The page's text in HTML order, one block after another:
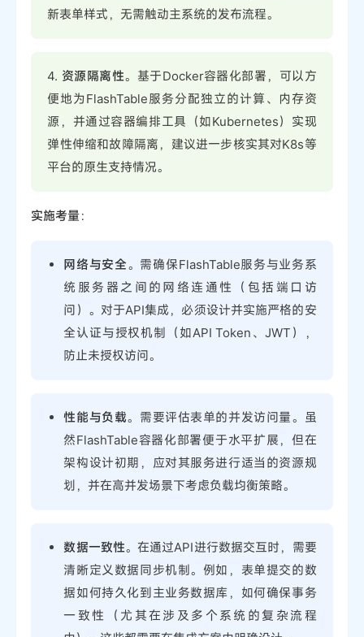
新表单样式，无需触动主系统的发布流程。
4. 资源隔离性。基于Docker容器化部署，可以方
便地为FlashTable服务分配独立的计算、内存资
源，并通过容器编排工具（如Kubernetes）实现
弹性伸缩和故障隔离，建议进一步核实其对K8s等
平台的原生支持情况。
实施考量：
网络与安全。需确保FlashTable服务与业务系
统服务器之间的网络连通性（包括端口访
问）。对于API集成，必须设计并实施严格的安
全认证与授权机制（如API Token、JWT），
防止未授权访问。
性能与负载。需要评估表单的并发访问量。虽
然FlashTable容器化部署便于水平扩展，但在
架构设计初期，应对其服务进行适当的资源规
划，并在高并发场景下考虑负载均衡策略。
数据一致性。在通过API进行数据交互时，需要
清晰定义数据同步机制。例如，表单提交的数
据如何持久化到主业务数据库，如何确保事务
一致性（尤其在涉及多个系统的复杂流程